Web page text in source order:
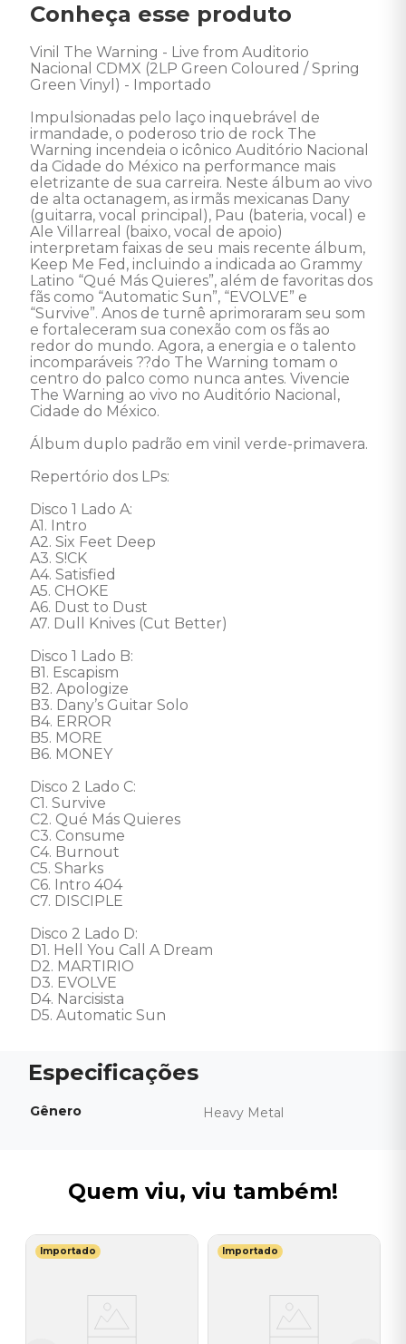
Conheça esse produto
Vinil The Warning - Live from Auditorio
Nacional CDMX (2LP Green Coloured / Spring
Green Vinyl) - Importado
Impulsionadas pelo laço inquebrável de
irmandade, o poderoso trio de rock The
Warning incendeia o icônico Auditório Nacional
da Cidade do México na performance mais
eletrizante de sua carreira. Neste álbum ao vivo
de alta octanagem, as irmãs mexicanas Dany
(guitarra, vocal principal), Pau (bateria, vocal) e
Ale Villarreal (baixo, vocal de apoio)
interpretam faixas de seu mais recente álbum,
Keep Me Fed, incluindo a indicada ao Grammy
Latino “Qué Más Quieres”, além de favoritas dos
fãs como “Automatic Sun”, “EVOLVE” e
“Survive”. Anos de turnê aprimoraram seu som
e fortaleceram sua conexão com os fãs ao
redor do mundo. Agora, a energia e o talento
incomparáveis ??do The Warning tomam o
centro do palco como nunca antes. Vivencie
The Warning ao vivo no Auditório Nacional,
Cidade do México.
Álbum duplo padrão em vinil verde-primavera.
Repertório dos LPs:
Disco 1 Lado A:
A1. Intro
A2. Six Feet Deep
A3. S!CK
A4. Satisfied
A5. CHOKE
A6. Dust to Dust
A7. Dull Knives (Cut Better)
Disco 1 Lado B:
B1. Escapism
B2. Apologize
B3. Dany’s Guitar Solo
B4. ERROR
B5. MORE
B6. MONEY
Disco 2 Lado C:
C1. Survive
C2. Qué Más Quieres
C3. Consume
C4. Burnout
C5. Sharks
C6. Intro 404
C7. DISCIPLE
Disco 2 Lado D:
D1. Hell You Call A Dream
D2. MARTIRIO
D3. EVOLVE
D4. Narcisista
D5. Automatic Sun
Gênero Heavy Metal
Quem viu, viu também!
Importado Importado